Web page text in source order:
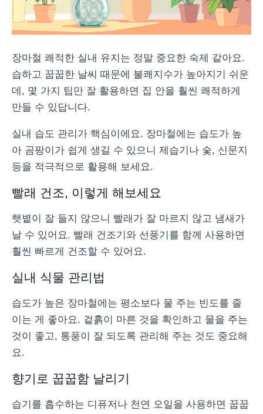
장마철 쾌적한 실내 유지는 정말 중요한 숙제 같아요.
습하고 꿉꿉한 날씨 때문에 불쾌지수가 높아지기 쉬운
데, 몇 가지 팁만 잘 활용하면 집 안을 훨씬 쾌적하게
만들 수 있답니다.
실내 습도 관리가 핵심이에요. 장마철에는 습도가 높
아 곰팡이가 쉽게 생길 수 있으니 제습기나 숯, 신문지
등을 적극적으로 활용해 보세요.
빨래 건조, 이렇게 해보세요
햇볕이 잘 들지 않으니 빨래가 잘 마르지 않고 냄새가
날 수 있어요. 빨래 건조기와 선풍기를 함께 사용하면
훨씬 빠르게 건조할 수 있어요.
실내 식물 관리법
습도가 높은 장마철에는 평소보다 물 주는 빈도를 줄
이는 게 좋아요. 겉흙이 마른 것을 확인하고 물을 주는
것이 좋고, 통풍이 잘 되도록 관리해 주는 것도 중요해
요.
향기로 꿉꿉함 날리기
습기를 흡수하는 디퓨저나 천연 오일을 사용하면 꿉꿉